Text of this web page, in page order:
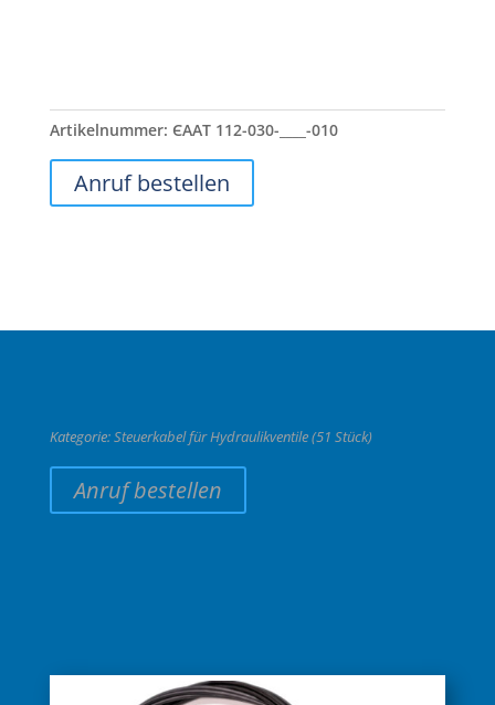
Artikelnummer: ЄААТ 112-030-____-010
Anruf bestellen
Kategorie:Steuerkabel für Hydraulikventile (51 Stück)
Anruf bestellen